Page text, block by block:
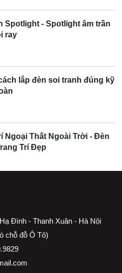
Spotlight - Spotlight âm trần
ray
lắp đèn soi tranh đúng kỹ
Ngoại Thất Ngoài Trời - Đèn
Trí Đẹp
Đình - Thanh Xuân - Hà Nội
chỗ đỗ Ô Tô)